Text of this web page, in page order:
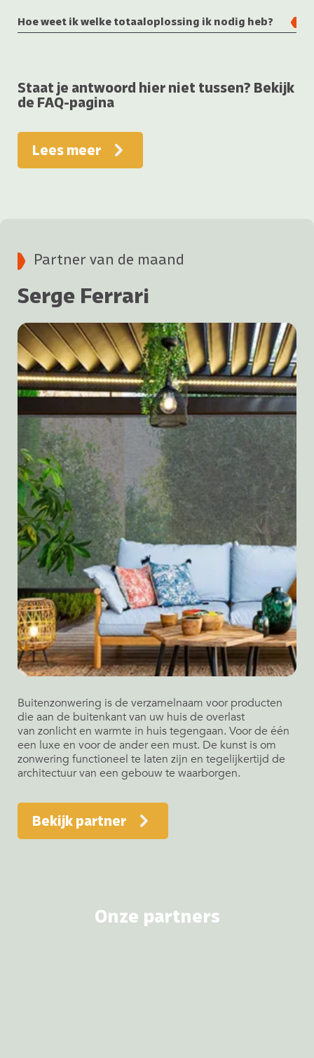
Partner van de maand
Serge Ferrari
Buitenzonwering is de verzamelnaam voor producten
die aan de buitenkant van uw huis de overlast
van zonlicht en warmte in huis tegengaan. Voor de één
een luxe en voor de ander een must. De kunst is om
zonwering functioneel te laten zijn en tegelijkertijd de
architectuur van een gebouw te waarborgen.
Bekijk partner
Hoe weet ik welke totaaloplossing ik nodig heb?
Staat je antwoord hier niet tussen? Bekijk
de FAQ-pagina
Lees meer
Onze partners